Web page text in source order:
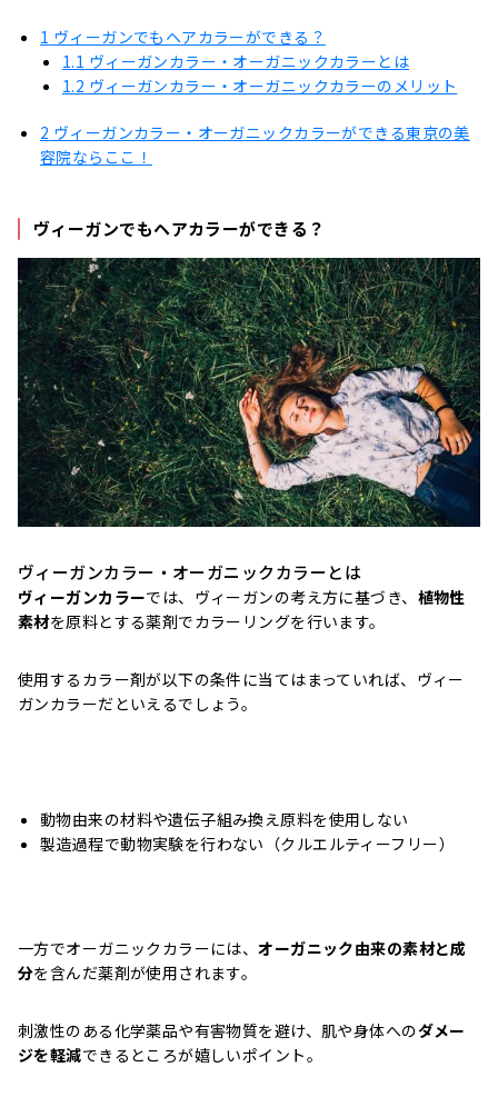
1 ヴィーガンでもヘアカラーができる？
1.1 ヴィーガンカラー・オーガニックカラーとは
1.2 ヴィーガンカラー・オーガニックカラーのメリット
2 ヴィーガンカラー・オーガニックカラーができる東京の美
容院ならここ！
ヴィーガンでもヘアカラーができる？
ヴィーガンカラー・オーガニックカラーとは
ヴィーガンカラーでは、ヴィーガンの考え方に基づき、 植物性
素材を原料とする薬剤でカラーリングを行います。
使用するカラー剤が以下の条件に当てはまっていれば、ヴィー
ガンカラーだといえるでしょう。
動物由来の材料や遺伝子組み換え原料を使用しない
製造過程で動物実験を行わない（クルエルティーフリー）
一方でオーガニックカラーには、オーガニック由来の素材と成
分を含んだ薬剤が使用されます。
刺激性のある化学薬品や有害物質を避け、肌や身体へのダメー
ジを軽減できるところが嬉しいポイント。